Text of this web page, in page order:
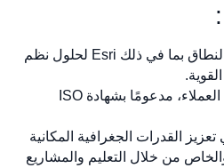
شبكة شراكة واسعة النطاق بما في ذلك Esri لحلول نظم
الالتزام بالجودة ورضا العملاء، مدعومًا بشهادة ISO
القدرات الجغرافية المكانية
من خلال التعليم والمشاريع